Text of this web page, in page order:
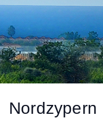
Nordzypern